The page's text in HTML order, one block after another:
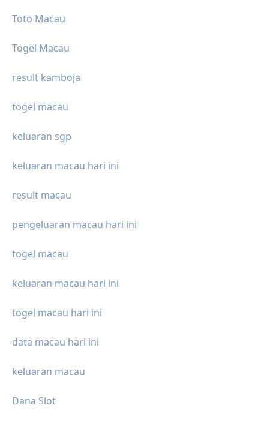
Toto Macau
Togel Macau
result kamboja
togel macau
keluaran sgp
keluaran macau hari ini
result macau
pengeluaran macau hari ini
togel macau
keluaran macau hari ini
togel macau hari ini
data macau hari ini
keluaran macau
Dana Slot